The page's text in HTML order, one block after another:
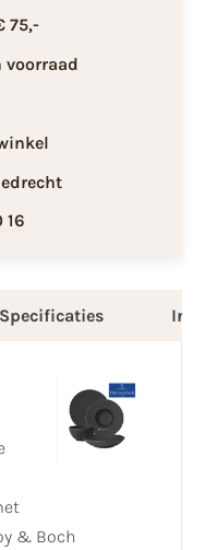
75,-
voorraad
16
Specificaties
& Boch